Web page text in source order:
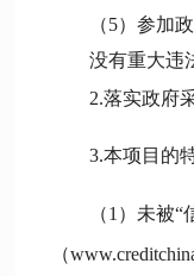
（5）参加
没有重大违
2.落实政府
3.本项目的
（1）未被“
（